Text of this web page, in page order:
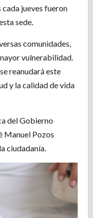
jueves fueron
sede.
comunidades,
vulnerabilidad.
reanudará este
y la calidad de vida
del Gobierno
Manuel Pozos
ciudadanía.